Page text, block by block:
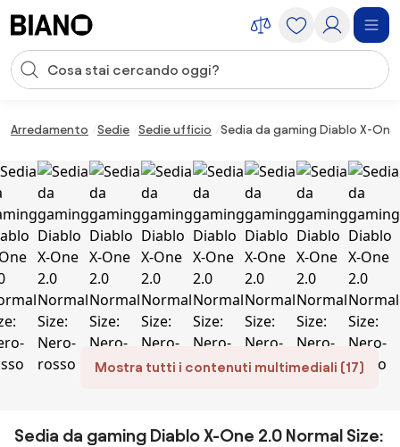
Input della ricerca
Arredamento Sedie Sedie ufficio Sedia da gaming Diablo X-
Mostra tutti i contenuti multimediali (17)
Sedia da gaming Diablo X-One 2.0 Normal Size: